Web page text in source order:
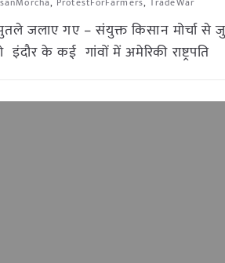
जलाए गए – संयुक्त किसान मोर्चा से
के कई गांवों में अमेरिकी राष्ट्रपति